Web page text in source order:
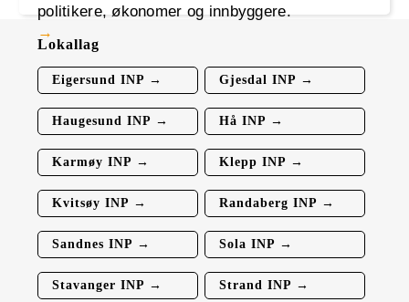
politikere, økonomer og innbyggere.
Lokallag
Eigersund INP → Gjesdal INP →
Haugesund INP → Hå INP →
Karmøy INP → Klepp INP →
Kvitsøy INP → Randaberg INP →
Sandnes INP → Sola INP →
Stavanger INP → Strand INP →